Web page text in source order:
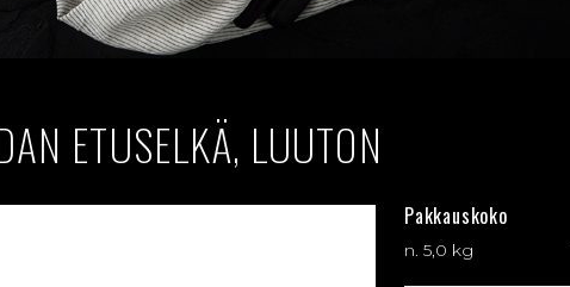
ETUSELKÄ, LUUTON
Pakkauskoko
n. 5,0 kg